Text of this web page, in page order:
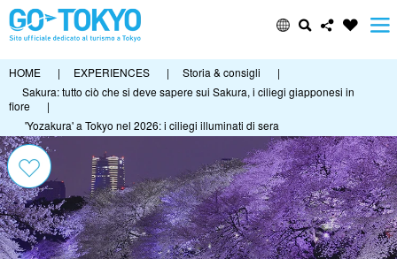
HOME | EXPERIENCES | Storia & consigli
|
Sakura: tutto ciò che si deve sapere sui Sakura, i ciliegi giapponesi in
fiore
|
'Yozakura' a Tokyo nel 2026: i ciliegi illuminati di sera